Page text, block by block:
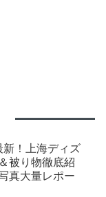
新！上海ディズ
被り物徹底紹
真大量レポー